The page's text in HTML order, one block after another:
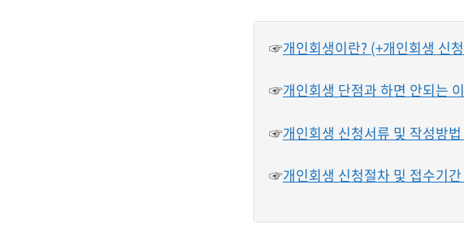
☞개인회생이란? (+개인회생 신
☞개인회생 단점과 하면 안되는
☞개인회생 신청서류 및 작성방
☞개인회생 신청절차 및 접수기